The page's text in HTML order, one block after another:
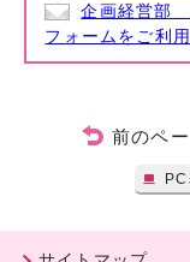
企画経営部
フォームをご利
前のペ